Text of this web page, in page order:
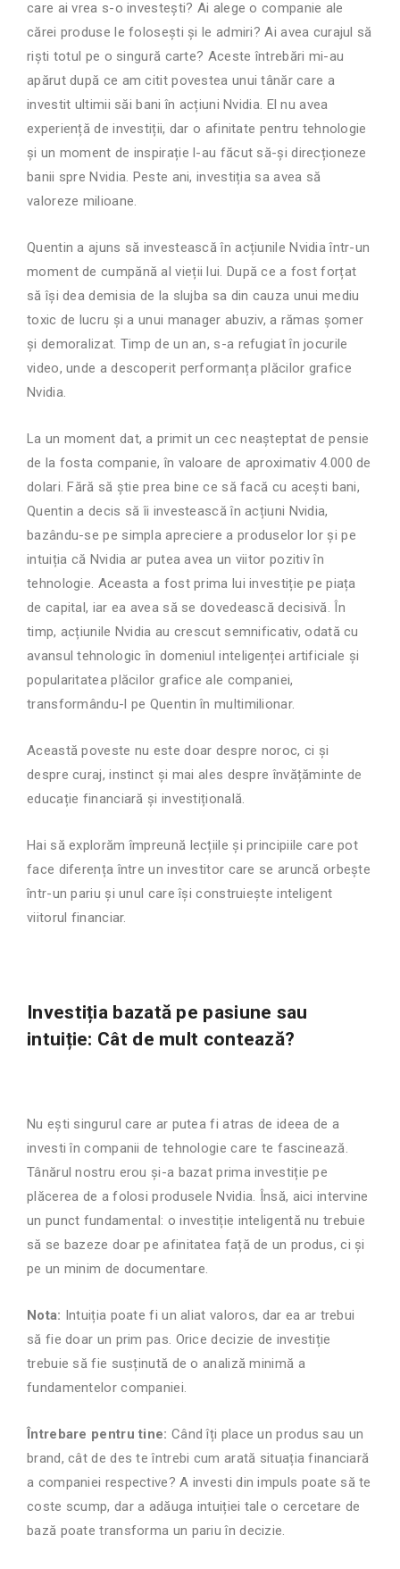
care ai vrea s-o investești? Ai alege o companie ale
cărei produse le folosești și le admiri? Ai avea curajul să
riști totul pe o singură carte? Aceste întrebări mi-au
apărut după ce am citit povestea unui tânăr care a
investit ultimii săi bani în acțiuni Nvidia. El nu avea
experiență de investiții, dar o afinitate pentru tehnologie
și un moment de inspirație l-au făcut să-și direcționeze
banii spre Nvidia. Peste ani, investiția sa avea să
valoreze milioane.
Quentin a ajuns să investească în acțiunile Nvidia într-un
moment de cumpănă al vieții lui. După ce a fost forțat
să își dea demisia de la slujba sa din cauza unui mediu
toxic de lucru și a unui manager abuziv, a rămas șomer
și demoralizat. Timp de un an, s-a refugiat în jocurile
video, unde a descoperit performanța plăcilor grafice
Nvidia.
La un moment dat, a primit un cec neașteptat de pensie
de la fosta companie, în valoare de aproximativ 4.000 de
dolari. Fără să știe prea bine ce să facă cu acești bani,
Quentin a decis să îi investească în acțiuni Nvidia,
bazându-se pe simpla apreciere a produselor lor și pe
intuiția că Nvidia ar putea avea un viitor pozitiv în
tehnologie. Aceasta a fost prima lui investiție pe piața
de capital, iar ea avea să se dovedească decisivă. În
timp, acțiunile Nvidia au crescut semnificativ, odată cu
avansul tehnologic în domeniul inteligenței artificiale și
popularitatea plăcilor grafice ale companiei,
transformându-l pe Quentin în multimilionar.
Această poveste nu este doar despre noroc, ci și
despre curaj, instinct și mai ales despre învățăminte de
educație financiară și investițională.
Hai să explorăm împreună lecțiile și principiile care pot
face diferența între un investitor care se aruncă orbește
într-un pariu și unul care își construiește inteligent
viitorul financiar.
Investiția bazată pe pasiune sau
intuiție: Cât de mult contează?
Nu ești singurul care ar putea fi atras de ideea de a
investi în companii de tehnologie care te fascinează.
Tânărul nostru erou și-a bazat prima investiție pe
plăcerea de a folosi produsele Nvidia. Însă, aici intervine
un punct fundamental: o investiție inteligentă nu trebuie
să se bazeze doar pe afinitatea față de un produs, ci și
pe un minim de documentare.
Nota: Intuiția poate fi un aliat valoros, dar ea ar trebui
să fie doar un prim pas. Orice decizie de investiție
trebuie să fie susținută de o analiză minimă a
fundamentelor companiei.
Întrebare pentru tine: Când îți place un produs sau un
brand, cât de des te întrebi cum arată situația financiară
a companiei respective? A investi din impuls poate să te
coste scump, dar a adăuga intuiției tale o cercetare de
bază poate transforma un pariu în decizie.